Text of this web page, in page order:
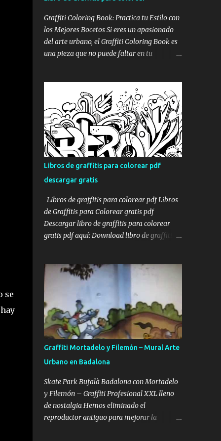
se
Graffiti Coloring Book: Practica tu Estilo con
los Mejores Bocetos Si eres un apasionado
del arte urbano, el Graffiti Coloring Book es
una pieza que no puede faltar en tu
recopilación de alta calidad que reúne los
bocetos de los sesenta mejores graffiteros
escandinavos, incluyendo leyendas como
Nug, Egs y Bates . Portada del Graffiti
Coloring Book, ideal para artistas y
aficionados Estos maestros del spray han
definido los bordes de sus trabajos más
icónicos, dejando el espacio en blanco para
que tú tomes el control. Aunque muchos
piensen que es un libro para niños, su
complejidad y estilo lo hacen perfecto para
adultos y artistas que buscan perfeccionar
su técnica de color y sombreado. El autor
respetadas en toda Europa. Preparar tus ...
Libros de graffitis para colorear pdf
descargar gratis
Libros de graffitis para colorear pdf Libros
de Graffitis para Colorear gratis pdf
Descargar libro de graffitis para colorear
gratis pdf aquí: Download libro de graffitis
muchos, transformando espacios urbanos
en lienzos vibrantes. Para aquellos que
desean explorar esta forma de arte desde
casa, los libros de graffitis para colorear son
una excelente opción. A continuación, te
presento una selección de libros disponibles
en línea, algunos gratuitos y otros accesibles,
para que puedas sumergirte en el mundo del
graffiti y liberar tu creatividad. Enlace con
láminas de Graffitis para Colorear gratis:
Monday Mandala: Graffiti Coloring Pages
Descripción: Ofrece una variedad de páginas
para colorear con diseños de graffiti
Graffiti Mortadelo y Filemón – Mural Arte
Urbano en Badalona
Skate Park Bufalà Badalona con Mortadelo
y Filemón – Graffiti Profesional XXL lleno
de nostalgia Hemos eliminado el
reproductor antiguo para mejorar la